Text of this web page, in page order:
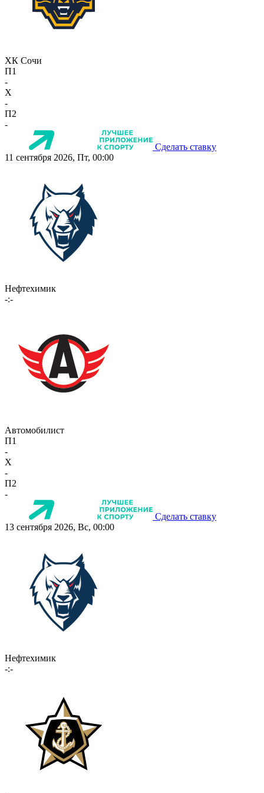
ХК Сочи
П1
-
X
-
П2
-
Сделать ставку
11 сентября 2026, Пт, 00:00
Нефтехимик
-:-
Автомобилист
П1
-
X
-
П2
-
Сделать ставку
13 сентября 2026, Вс, 00:00
Нефтехимик
-:-